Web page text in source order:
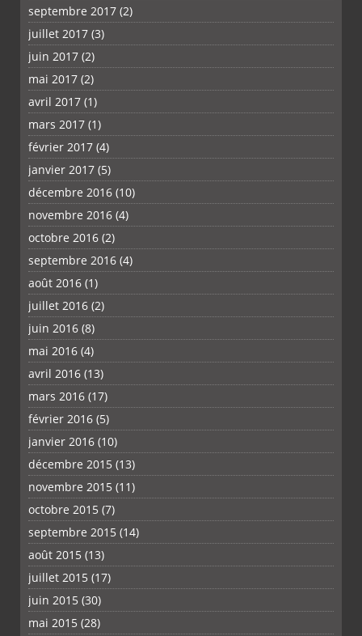
septembre 2017 (2)
juillet 2017 (3)
juin 2017 (2)
mai 2017 (2)
avril 2017 (1)
mars 2017 (1)
février 2017 (4)
janvier 2017 (5)
décembre 2016 (10)
novembre 2016 (4)
octobre 2016 (2)
septembre 2016 (4)
août 2016 (1)
juillet 2016 (2)
juin 2016 (8)
mai 2016 (4)
avril 2016 (13)
mars 2016 (17)
février 2016 (5)
janvier 2016 (10)
décembre 2015 (13)
novembre 2015 (11)
octobre 2015 (7)
septembre 2015 (14)
août 2015 (13)
juillet 2015 (17)
juin 2015 (30)
mai 2015 (28)